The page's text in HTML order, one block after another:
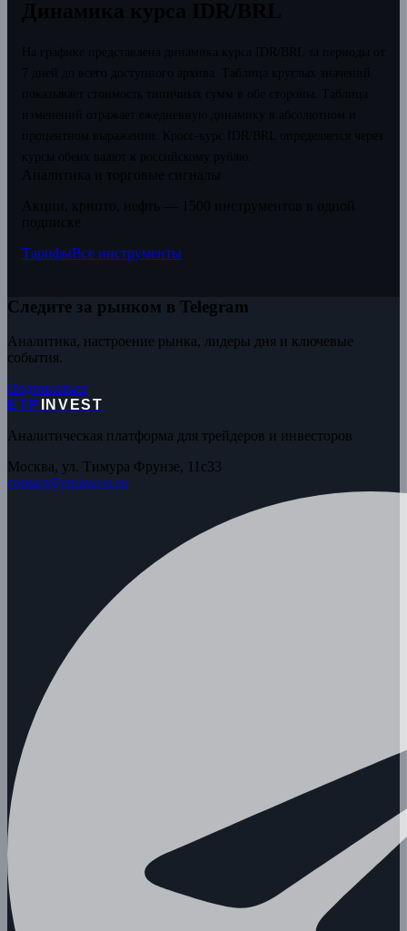
ТарифыВсе инструменты
Следите за рынком в Telegram
Аналитика, настроение рынка, лидеры дня и ключевые
события.
Подписаться
ETP
INVEST
Аналитическая платформа для трейдеров и инвесторов
Москва, ул. Тимура Фрунзе, 11с33
contact@etpinvest.ru